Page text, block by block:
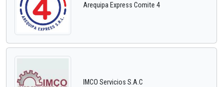
Arequipa Express Comite 4
IMCO Servicios S.A.C